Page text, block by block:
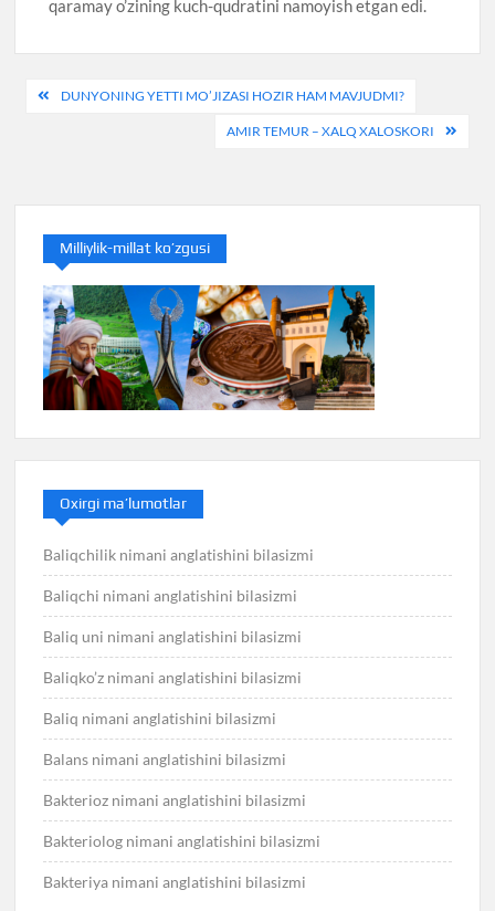
qaramay o’zining kuch-qudratini namoyish etgan edi.
PostDUNYONING YETTI MO’JIZASI HOZIR HAM MAVJUDMI?
AMIR TEMUR – XALQ XALOSKORI
Milliylik-millat ko’zgusi
Oxirgi ma’lumotlar
Baliqchilik nimani anglatishini bilasizmi
Baliqchi nimani anglatishini bilasizmi
Baliq uni nimani anglatishini bilasizmi
Baliqko’z nimani anglatishini bilasizmi
Baliq nimani anglatishini bilasizmi
Balans nimani anglatishini bilasizmi
Bakterioz nimani anglatishini bilasizmi
Bakteriolog nimani anglatishini bilasizmi
Bakteriya nimani anglatishini bilasizmi